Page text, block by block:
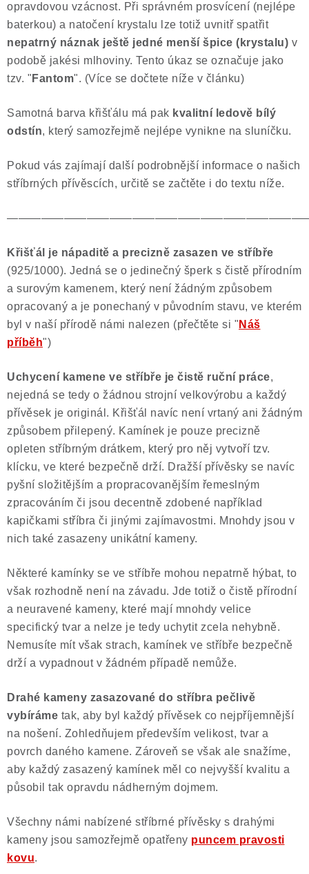
opravdovou vzácnost. Při správném prosvícení (nejlépe
baterkou) a natočení krystalu lze totiž uvnitř spatřit
nepatrný náznak ještě jedné menší špice (krystalu) v
podobě jakési mlhoviny. Tento úkaz se označuje jako
tzv. " Fantom". (Více se dočtete níže v článku)
Samotná barva křišťálu má pak kvalitní ledově bílý
odstín, který samozřejmě nejlépe vynikne na sluníčku.
Pokud vás zajímají další podrobnější informace o našich
stříbrných přívěscích, určitě se začtěte i do textu níže.
Křišťál je nápaditě a precizně zasazen ve stříbře
(925/1000). Jedná se o jedinečný šperk s čistě přírodním
a surovým kamenem, který není žádným způsobem
opracovaný a je ponechaný v původním stavu, ve kterém
byl v naší přírodě námi nalezen (přečtěte si " Náš
příběh")
Uchycení kamene ve stříbře je čistě ruční práce,
nejedná se tedy o žádnou strojní velkovýrobu a každý
přívěsek je originál. Křišťál navíc není vrtaný ani žádným
způsobem přilepený. Kamínek je pouze precizně
opleten stříbrným drátkem, který pro něj vytvoří tzv.
klícku, ve které bezpečně drží. Dražší přívěsky se navíc
pyšní složitějším a propracovanějším řemeslným
zpracováním či jsou decentně zdobené například
kapičkami stříbra či jinými zajímavostmi. Mnohdy jsou v
nich také zasazeny unikátní kameny.
Některé kamínky se ve stříbře mohou nepatrně hýbat, to
však rozhodně není na závadu. Jde totiž o čistě přírodní
a neuravené kameny, které mají mnohdy velice
specifický tvar a nelze je tedy uchytit zcela nehybně.
Nemusíte mít však strach, kamínek ve stříbře bezpečně
drží a vypadnout v žádném případě nemůže.
Drahé kameny zasazované do stříbra pečlivě
vybíráme tak, aby byl každý přívěsek co nejpříjemnější
na nošení. Zohledňujem především velikost, tvar a
povrch daného kamene. Zároveň se však ale snažíme,
aby každý zasazený kamínek měl co nejvyšší kvalitu a
působil tak opravdu nádherným dojmem.
Všechny námi nabízené stříbrné přívěsky s drahými
kameny jsou samozřejmě opatřeny puncem pravosti
kovu.